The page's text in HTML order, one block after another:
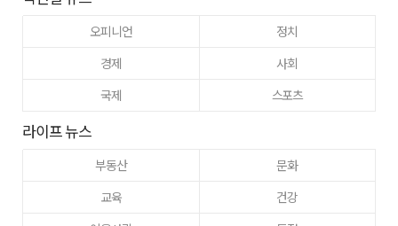
오피니언
정치
경제
사회
국제
스포츠
라이프 뉴스
부동산
문화
교육
건강